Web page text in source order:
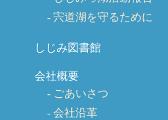
宍道湖を守るために
しじみ図書館
会社概要
ごあいさつ
会社沿革